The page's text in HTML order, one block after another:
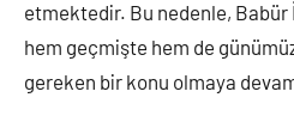
etmektedir. Bu nedenle, Babür
hem geçmişte hem de
gereken bir konu olmaya